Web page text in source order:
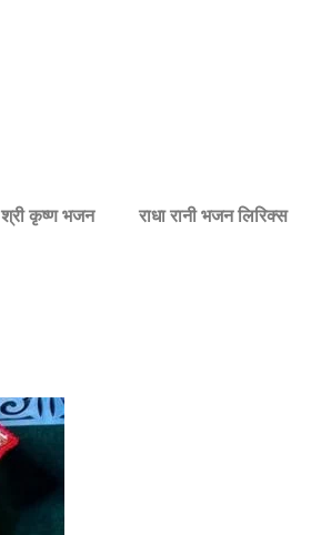
श्री कृष्ण भजन राधा रानी भजन लिरिक्स